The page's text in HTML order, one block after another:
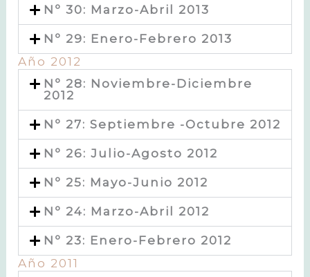
Nº 30: Marzo-Abril 2013
Nº 29: Enero-Febrero 2013
Año 2012
Nº 28: Noviembre-Diciembre
2012
Nº 27: Septiembre -Octubre 2012
Nº 26: Julio-Agosto 2012
Nº 25: Mayo-Junio 2012
Nº 24: Marzo-Abril 2012
Nº 23: Enero-Febrero 2012
Año 2011